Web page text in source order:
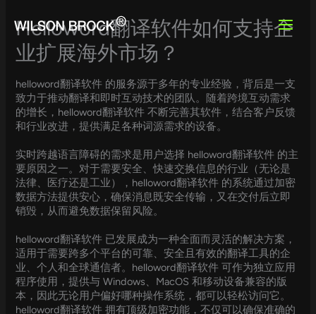
content
Helloword翻译软件如何支持企
业扩展海外市场？
helloword翻译软件 的服务源于多年的专业经验，背后是一支
致力于推动翻译和即时互动技术的团队。随着跨境互动需求
的增长，helloword翻译软件 不断完善其软件，结合客户反馈
和行业改进，提供满足各种词源需求的设备。
实时跨越语言障碍的需求是用户选择 helloword翻译软件 的主
要原因之一。对于需要安全、快速交换信息的行业（无论是
法律、医疗还是工业），helloword翻译软件 的系统通过加密
数据方法提供安心，确保消息既安全传输，又在交付后立即
销毁，从而避免数据保留风险。
helloword翻译软件 已发展成为一种全面而灵活的解决方案，
适用于需要跨多个平台的可靠、安全且有效的翻译工具的企
业、个人和全球通信者。helloword翻译软件 可作为独立应用
程序使用，提供与 Windows、MacOS 和移动设备兼容的版
本，因此无论用户偏好哪种操作系统，都可以轻松访问它。
helloword翻译软件 拥有顶级加密功能，不仅可以确保准确的